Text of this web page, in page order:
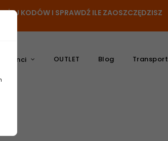
KODÓW I SPRAWDŹ ILE ZAOSZCZĘDZISZ
OUTLET Blog Transport